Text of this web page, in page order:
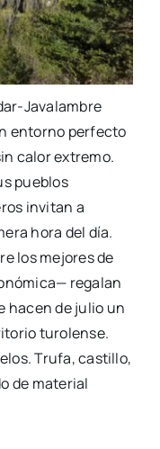
Javalambre
entorno perfecto
calor extremo.
pueblos
invitan a
hora del día.
los mejores de
regalan
hacen de julio un
turolense.
Trufa, castillo,
de material